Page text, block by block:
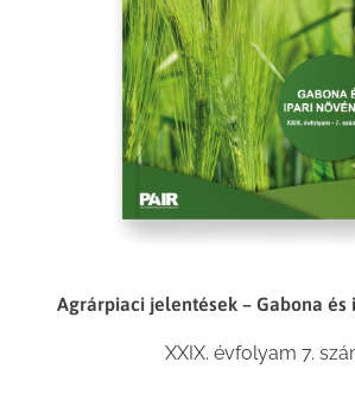
Agrárpiaci jelentések – Gabona és
XXIX. évfolyam 7.